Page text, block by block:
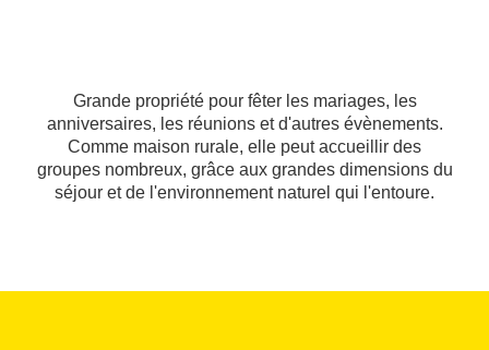
Grande propriété pour fêter les mariages, les
anniversaires, les réunions et d'autres évènements.
Comme maison rurale, elle peut accueillir des
groupes nombreux, grâce aux grandes dimensions du
séjour et de l'environnement naturel qui l'entoure.